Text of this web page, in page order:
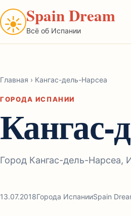
☀Spain Dream
Всё об Испании
Главная › Кангас-дель-Нарсеа
ГОРОДА ИСПАНИИ
Кангас-
Город Кангас-дель-Нарсеа,
13.07.2018Города ИспанииSpain